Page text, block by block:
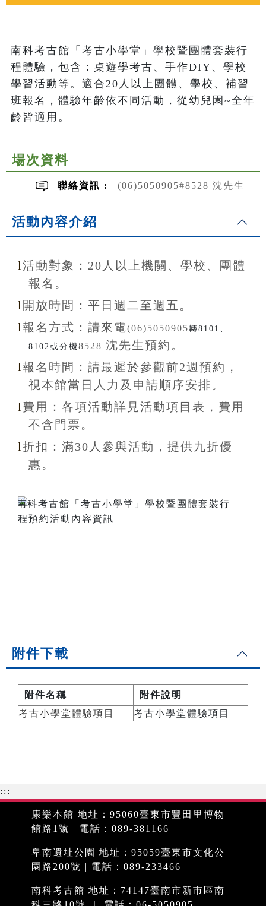
南科考古館「考古小學堂」學校暨團體套裝行
程體驗，包含：桌遊學考古、手作DIY、學校
學習活動等。適合20人以上團體、學校、補習
班報名，體驗年齡依不同活動，從幼兒園~全年
齡皆適用。
場次資料
聯絡資訊 : (06)5050905#8528 沈先生
活動內容介紹
l活動對象：20 人以上機關、學校、團體
報名。
l 開放時間： 平日週二至週五。
l報名方式： 請來電(06)5050905轉8101、
8102或分機8528 沈先生預約。
l報名 時間： 請最遲於參觀前2週預約，
視本館當日人力及申請順序安排。
l 費用：各項活動詳見活動項目表，費用
不含 門票。
l折扣 ：滿30 人參與活動，提供九折優
惠 。
附件下載
附件名稱
附件說明
考古小學堂體驗項目
考古小學堂體驗項目
:::
康樂本館 地址：95060臺東市豐田里博物
館路1號 | 電話：089-381166
卑南遺址公園 地址：95059臺東市文化公
園路200號 | 電話：089-233466
南科考古館 地址：74147臺南市新市區南